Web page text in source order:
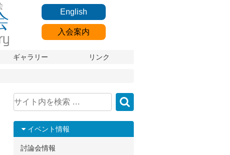
English
入会案内
ギャラリー リンク
イベント情報
討論会情報